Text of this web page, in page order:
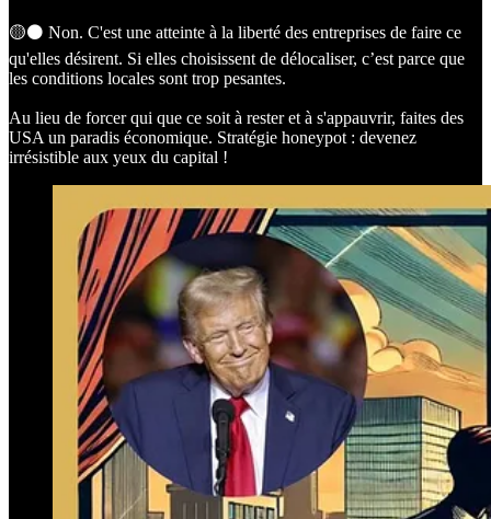
🟡⚫️ Non. C'est une atteinte à la liberté des entreprises de faire ce
qu'elles désirent. Si elles choisissent de délocaliser, c’est parce que
les conditions locales sont trop pesantes.
Au lieu de forcer qui que ce soit à rester et à s'appauvrir, faites des
USA un paradis économique. Stratégie honeypot : devenez
irrésistible aux yeux du capital !